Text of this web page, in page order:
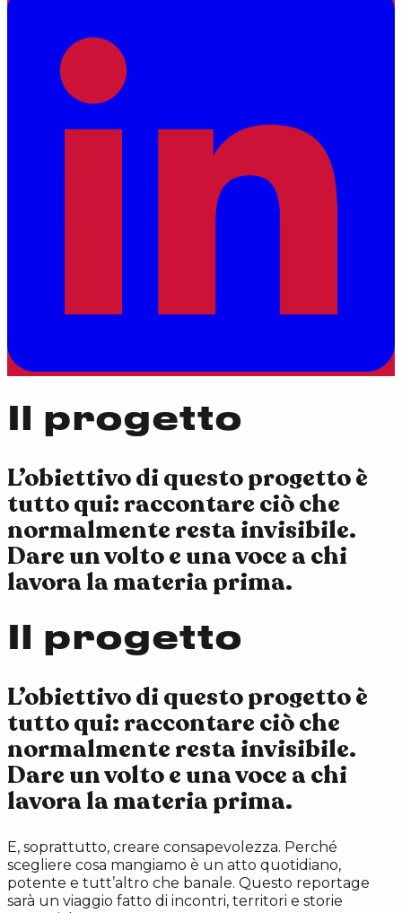
Il progetto
L’obiettivo di questo progetto è
tutto qui: raccontare ciò che
normalmente resta invisibile.
Dare un volto e una voce a chi
lavora la materia prima.
Il progetto
L’obiettivo di questo progetto è
tutto qui: raccontare ciò che
normalmente resta invisibile.
Dare un volto e una voce a chi
lavora la materia prima.
E, soprattutto, creare consapevolezza. Perché
scegliere cosa mangiamo è un atto quotidiano,
potente e tutt’altro che banale. Questo reportage
sarà un viaggio fatto di incontri, territori e storie